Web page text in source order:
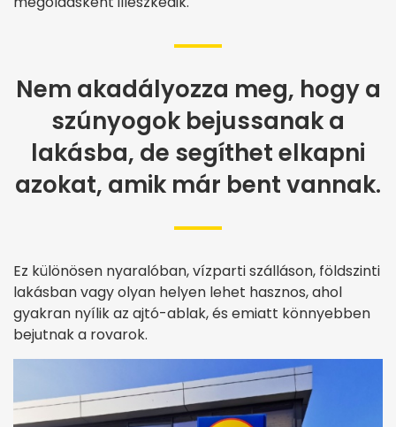
Nem akadályozza meg, hogy a
szúnyogok bejussanak a
lakásba, de segíthet elkapni
azokat, amik már bent vannak.
Ez különösen nyaralóban, vízparti szálláson, földszinti
lakásban vagy olyan helyen lehet hasznos, ahol
gyakran nyílik az ajtó-ablak, és emiatt könnyebben
bejutnak a rovarok.